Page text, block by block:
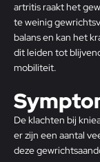
artritis raakt het
te weinig
balans en kan het
dit leiden tot
mobiliteit.
De klachten bij
er zijn een aantal
deze